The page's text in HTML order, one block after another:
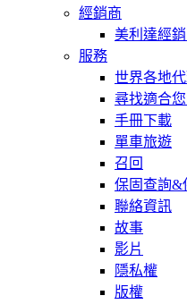
經銷商
美利達經
服務
世界各地
尋找適合
手冊下載
單車旅遊
召回
保固查詢&
聯絡資訊
故事
影片
隱私權
版權